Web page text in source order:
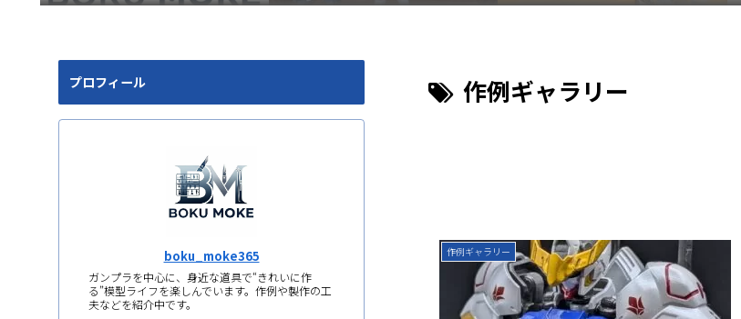
作例ギャラリー
作例ギャラリー
プロフィール
boku_moke365
ガンプラを中心に、身近な道具で“きれいに作
る”模型ライフを楽しんでいます。作例や製作の工
夫などを紹介中です。